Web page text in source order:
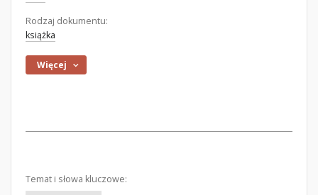
Rodzaj dokumentu:
książka
Więcej
Temat i słowa kluczowe: